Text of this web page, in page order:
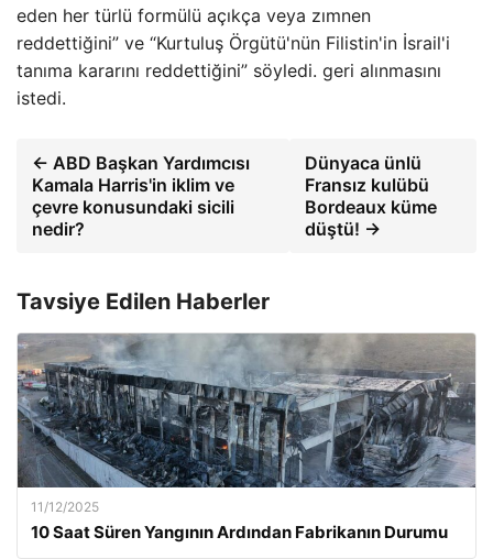
eden her türlü formülü açıkça veya zımnen
reddettiğini” ve “Kurtuluş Örgütü'nün Filistin'in İsrail'i
tanıma kararını reddettiğini” söyledi. geri alınmasını
istedi.
← ABD Başkan Yardımcısı
Kamala Harris'in iklim ve
çevre konusundaki sicili
nedir?
Dünyaca ünlü
Fransız kulübü
Bordeaux küme
düştü! →
Tavsiye Edilen Haberler
11/12/2025
10 Saat Süren Yangının Ardından Fabrikanın Durumu